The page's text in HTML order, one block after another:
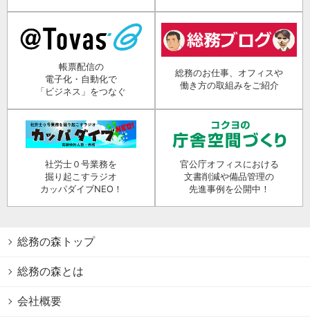
帳票配信の
電子化・自動化で
「ビジネス」をつなぐ
総務のお仕事、オフィスや
働き方の取組みをご紹介
社労士０号業務を
掘り起こすラジオ
カッパダイブNEO！
官公庁オフィスにおける
文書削減や備品管理の
先進事例を公開中！
総務の森トップ
総務の森とは
会社概要